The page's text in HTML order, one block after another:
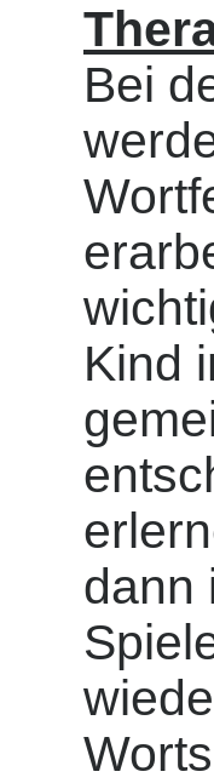
Bei
Kind
dann